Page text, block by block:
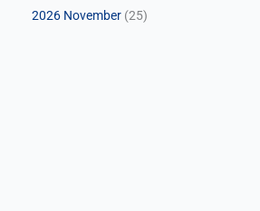
c
2026 November (25)